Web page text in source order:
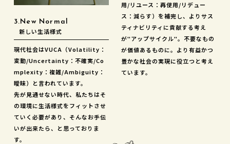
3.New Normal
新しい生活様式
現代社会はVUCA（Volatility：
変動/Uncertainty：不確実/Co
mplexity：複雑/Ambiguity：
曖昧）と言われています。
先が見通せない時代、私たちはそ
の環境に生活様式をフィットさせ
ていく必要があり、そんなお手伝
いが出来たら、と思っておりま
す。
用/リユース：再使用/リデュー
ス：減らす）を補完し、よりサス
ティナビリティに貢献する考え
が"アップサイクル"。不要なもの
が価値あるものに。より有益かつ
豊かな社会の実現に役立つと考え
ています。